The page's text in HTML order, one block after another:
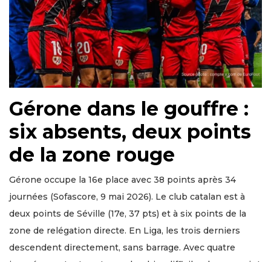
Gérone dans le gouffre :
six absents, deux points
de la zone rouge
Gérone occupe la 16e place avec 38 points après 34
journées (Sofascore, 9 mai 2026). Le club catalan est à
deux points de Séville (17e, 37 pts) et à six points de la
zone de relégation directe. En Liga, les trois derniers
descendent directement, sans barrage. Avec quatre